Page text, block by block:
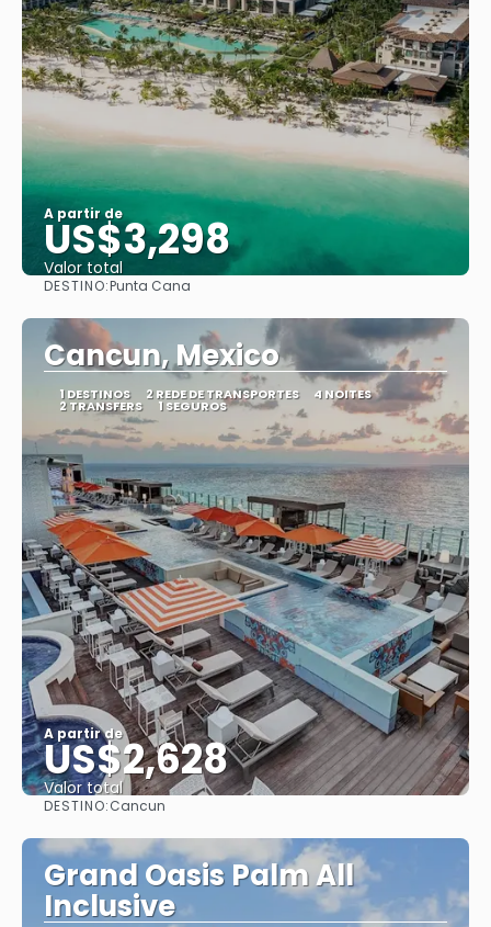
A partir de
US$3,298
Valor total
DESTINO:Punta Cana
Cancun, Mexico
1 DESTINOS 2 REDE DE TRANSPORTES 4 NOITES
2 TRANSFERS 1 SEGUROS
A partir de
US$2,628
Valor total
DESTINO:Cancun
Grand Oasis Palm All
Inclusive